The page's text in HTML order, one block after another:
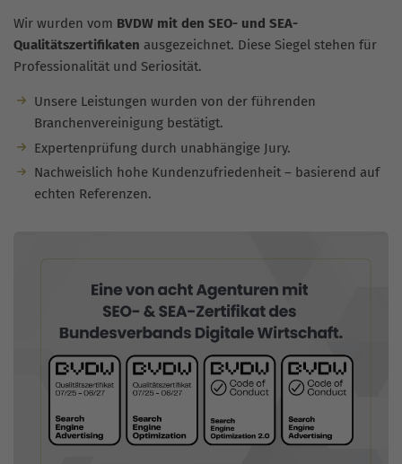
Wir wurden vom BVDW mit den SEO- und SEA-
Qualitätszertifikaten ausgezeichnet. Diese Siegel stehen für
Professionalität und Seriosität.
Unsere Leistungen wurden von der führenden
Branchenvereinigung bestätigt.
Expertenprüfung durch unabhängige Jury.
Nachweislich hohe Kundenzufriedenheit – basierend auf
echten Referenzen.